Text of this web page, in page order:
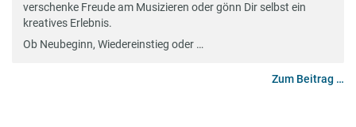
verschenke Freude am Musizieren oder gönn Dir selbst ein
kreatives Erlebnis.
Ob Neubeginn, Wiedereinstieg oder …
Zum Beitrag …